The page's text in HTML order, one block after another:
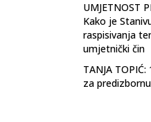
UMJETNOST
Kako je
raspisivanja
umjetnički čin
TANJA
za